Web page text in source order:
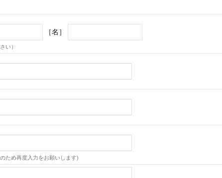
［名］
い）
ため再度入力をお願いします)